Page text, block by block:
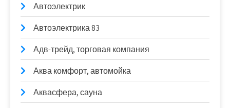
Автоэлектрик
Автоэлектрика 83
Адв-трейд, торговая компания
Аква комфорт, автомойка
Аквасфера, сауна